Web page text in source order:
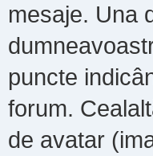
mesaje. Una
puncte
forum.
de avatar